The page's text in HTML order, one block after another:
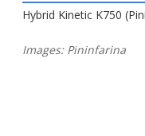
Hybrid Kinetic K750
Images: Pininfarina